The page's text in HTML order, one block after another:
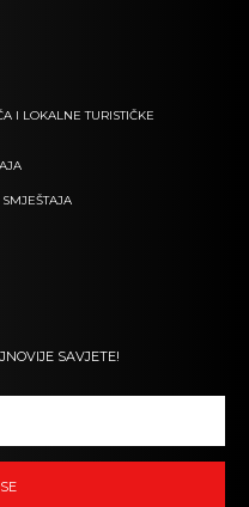
I LOKALNE TURISTIČKE
SAVJETE!